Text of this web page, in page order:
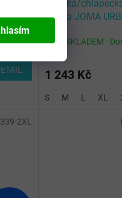
Pánská/
bunda JOMA
SKLADEM -
1 243 Kč
S M L XL
2XL